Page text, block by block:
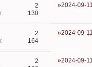
2
130
2024-09-
2
164
2024-09-
2
2024-09-